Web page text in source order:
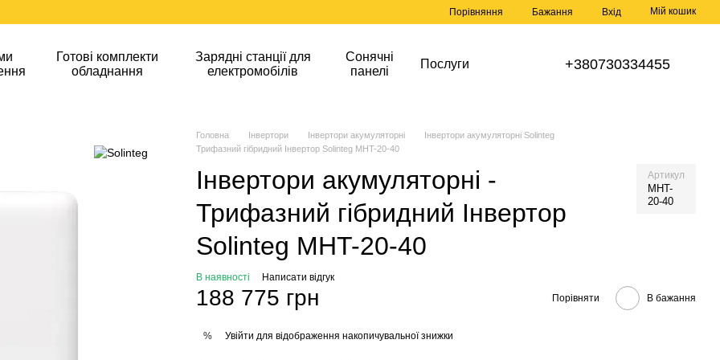
Порівняння Бажання Вхід Мій кошик
Готові комплекти
обладнання
Зарядні станції для
електромобілів
Сонячні
панелі
Послуги +380730334455
Головна Інвертори Інвертори акумуляторні
Інвертори акумуляторні Solinteg
Трифазний гібридний Інвертор Solinteg MHT-20-40
Інвертори акумуляторні -
Трифазний гібридний Інвертор
Solinteg MHT-20-40
Артикул
MHT-
20-40
В наявності Написати відгук
188 775 грн Порівняти В бажання
% Увійти для відображення накопичувальної знижки